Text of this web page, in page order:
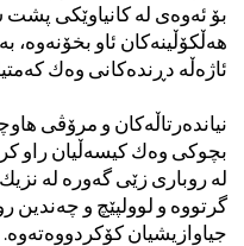
بۆ ئەوەی لە کانیاوێکی
هەڵکۆڵینەکان ئاو
ئاژەڵە دڕندەکانی وەك
نیاندەرتاڵەکان و مرۆڤی
بچوکی وەك کیسەڵیان راو
لە روباری زێی گەورە لە
گرتووە و لوولپێچ و چەندین
جیاوازیشیان کۆکردووەتەوە.